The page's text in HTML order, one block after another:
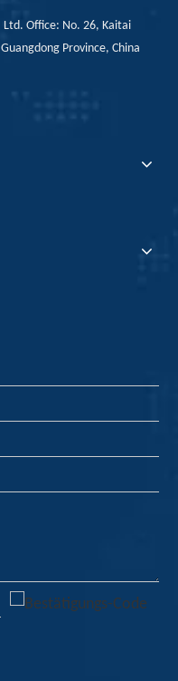
Ltd. Office: No. 26, Kaitai
Province, China